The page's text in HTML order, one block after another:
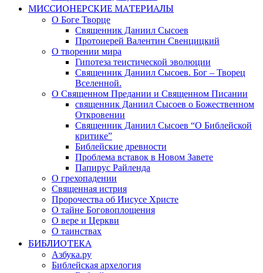
МИССИОНЕРСКИЕ МАТЕРИАЛЫ
О Боге Творце
Священник Даниил Сысоев
Протоиерей Валентин Свенцицкий
О творении мира
Гипотеза теистической эволюции
Священник Даниил Сысоев. Бог – Творец
Вселенной.
О Священном Предании и Священном Писании
священник Даниил Сысоев о Божественном
Откровении
Священник Даниил Сысоев “О Библейской
критике”
Библейские древности
Проблема вставок в Новом Завете
Папирус Райленда
О грехопадении
Священная истрия
Пророчества об Иисусе Христе
О тайне Боговоплощения
О вере и Церкви
О таинствах
БИБЛИОТЕКА
Азбука.ру
Библейская архелогия